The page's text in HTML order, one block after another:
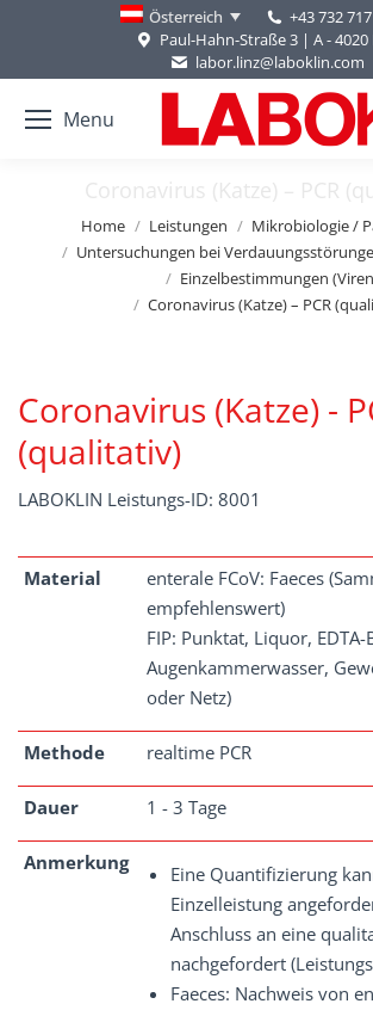
Österreich
+43 732
Paul-Hahn-Straße 3 | A - 4020
labor.linz@laboklin.com
Menu
Coronavirus (Katze) – PCR
You are here:
Home Leistungen
Mikrobiologie /
Untersuchungen bei
Einzelbestimmungen
Coronavirus (Katze) – PCR
Coronavirus (Katze) -
(qualitativ)
LABOKLIN Leistungs-ID: 8001
Material
enterale FCoV: Faeces
empfehlenswert)
FIP: Punktat, Liquor, EDTA-
Augenkammerwasser,
oder Netz)
Methode realtime PCR
Dauer 1 - 3 Tage
Anmerkung
Eine Quantifizierung
Einzelleistung
Anschluss an eine
nachgefordert
Faeces: Nachweis von